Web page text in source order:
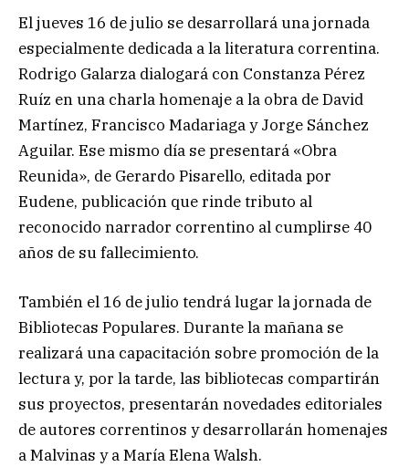
El jueves 16 de julio se desarrollará una jornada
especialmente dedicada a la literatura correntina.
Rodrigo Galarza dialogará con Constanza Pérez
Ruíz en una charla homenaje a la obra de David
Martínez, Francisco Madariaga y Jorge Sánchez
Aguilar. Ese mismo día se presentará «Obra
Reunida», de Gerardo Pisarello, editada por
Eudene, publicación que rinde tributo al
reconocido narrador correntino al cumplirse 40
años de su fallecimiento.
También el 16 de julio tendrá lugar la jornada de
Bibliotecas Populares. Durante la mañana se
realizará una capacitación sobre promoción de la
lectura y, por la tarde, las bibliotecas compartirán
sus proyectos, presentarán novedades editoriales
de autores correntinos y desarrollarán homenajes
a Malvinas y a María Elena Walsh.